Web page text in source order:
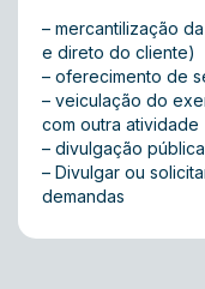
– mercantilização
e direto do cliente)
– oferecimento de
– veiculação do
com outra atividade
– divulgação
– Divulgar ou
demandas